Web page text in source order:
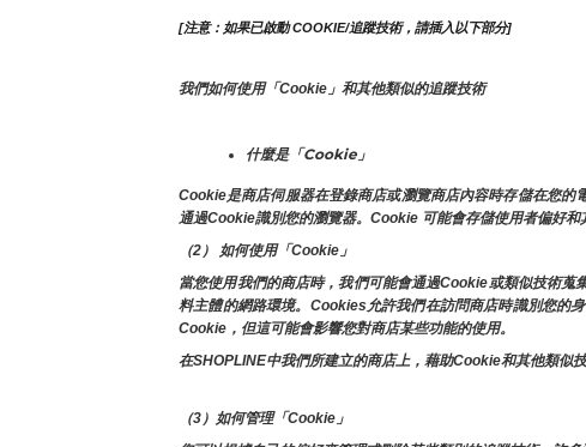
[注意：如果已啟動 COOKIE/追蹤技術，請插入以下部分]
我們如何使用「Cookie」和其他類似的追蹤技術
什麼是「Cookie」
Cookie是商店伺服器在登錄商店或瀏覽商店內容時存儲在您的
通過Cookie識別您的瀏覽器。Cookie 可能會存儲使用者偏好和
（2） 如何使用「Cookie」
當您使用我們的商店時，我們可能會通過Cookie或類似技術
料主體的網路環境。Cookies允許我們在訪問商店時識別您的
Cookie，但這可能會影響您對商店某些功能的使用。
在SHOPLINE中我們所建立的商店上，藉助Cookie和其他類似
（3）如何管理「Cookie」